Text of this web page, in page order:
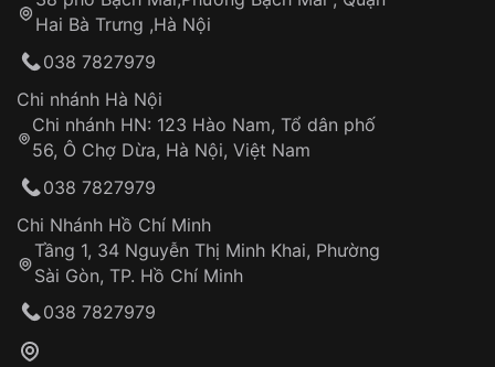
Hotline: 0585 215 215
Từ khóa SEO:
Khách hàng kiểm tra và thanh toán trực tiếp
Tự ý sửa chữa
thống VNLUX
Đảm bảo quyền lợi khách hàng
Đồng hành cùng khách hàng trong suốt quá
trình sử dụng
Hai Bà Trưng ,Hà Nội
038 7827979
Chi nhánh Hà Nội
Chi nhánh HN: 123 Hào Nam, Tổ dân phố
56, Ô Chợ Dừa, Hà Nội, Việt Nam
038 7827979
Chi Nhánh Hồ Chí Minh
Tầng 1, 34 Nguyễn Thị Minh Khai, Phường
Sài Gòn, TP. Hồ Chí Minh
038 7827979